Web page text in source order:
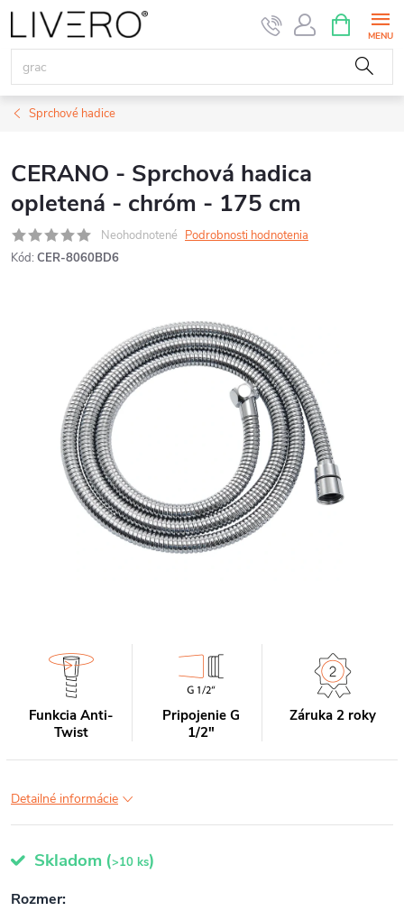
Prejsť
na
obsah
KOŠÍK
Sprchové hadice
CERANO - Sprchová hadica
opletená - chróm - 175 cm
Neohodnotené Podrobnosti hodnotenia
Kód: CER-8060BD6
Funkcia Anti-
Twist
Pripojenie G
1/2"
Záruka 2 roky
Detailné informácie
Skladom (>10 ks)